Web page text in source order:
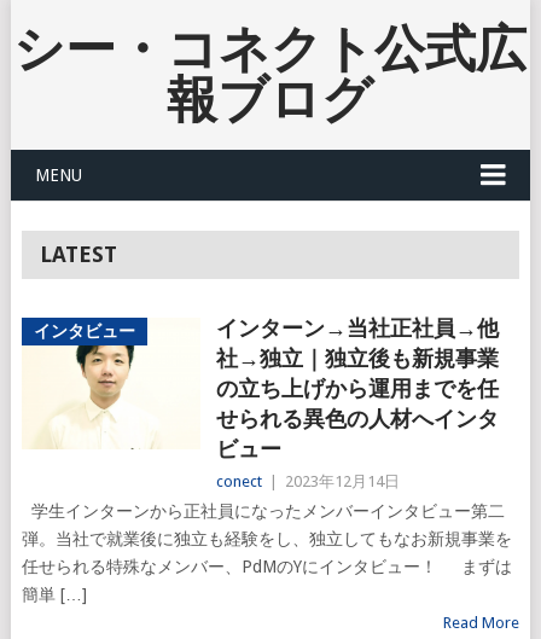
シー・コネクト公式広
報ブログ
MENU
LATEST
インタビュー
インターン→当社正社員→他
社→独立｜独立後も新規事業
の立ち上げから運用までを任
せられる異色の人材へインタ
ビュー
conect 2023年12月14日
学生インターンから正社員になったメンバーインタビュー第二
弾。当社で就業後に独立も経験をし、独立してもなお新規事業を
任せられる特殊なメンバー、PdMのYにインタビュー！ まずは
簡単 […]
Read More